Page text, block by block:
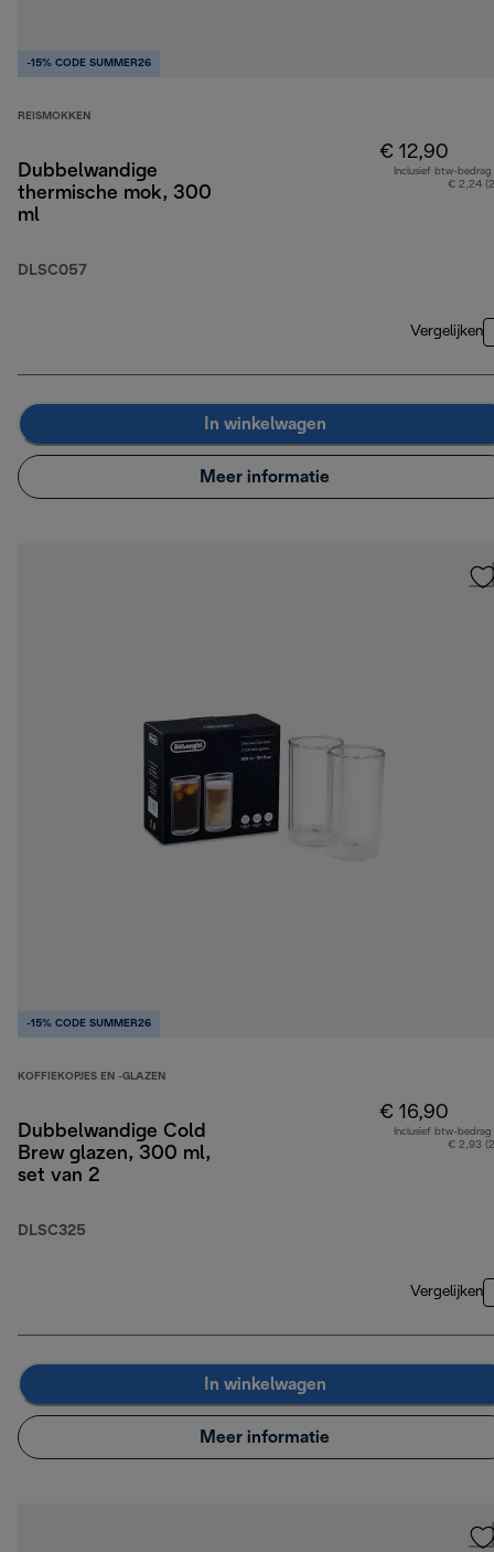
-15% CODE SUMMER26
REISMOKKEN
Dubbelwandige
thermische mok, 300
ml
DLSC057
€ 12,90
Inclusief btw-bedrag
€ 2,24
Vergelijken
In winkelwagen
Meer informatie
-15% CODE SUMMER26
KOFFIEKOPJES EN -GLAZEN
Dubbelwandige Cold
Brew glazen, 300 ml,
set van 2
DLSC325
€ 16,90
Inclusief btw-bedrag
€ 2,93
Vergelijken
In winkelwagen
Meer informatie